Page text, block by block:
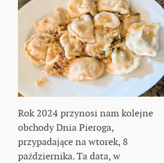
Rok 2024 przynosi nam kolejne
obchody Dnia Pieroga,
przypadające na wtorek, 8
października. Ta data, w